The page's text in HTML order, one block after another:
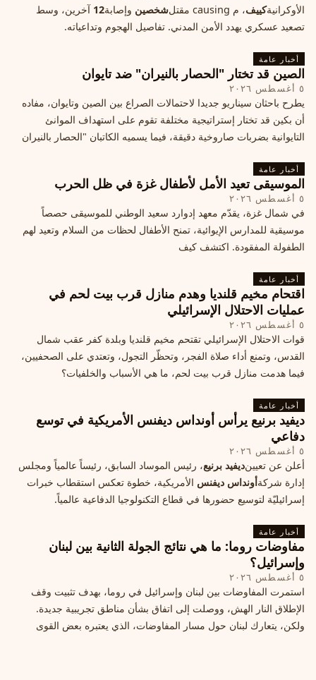
الأوكرانيةكييف، م causing مقتل شخصين وإصابة12 آخرين، وسط
تصعيد عسكري يهدد الأمن المدني. تفاصيل الهجوم وتداعياته.
أخبار عامة
الصين قد تختار "الحصار بالنيران" ضد تايوان
٥ أغسطس ٢٠٢٦
يطرح باحثان سيناريو جديدا لاحتمالات الصراع بين الصين وتايوان، مفاده
أن بكين قد تختار إستراتيجية مختلفة تقوم على استهداف الموانئ
التايوانية بضربات صاروخية دقيقة، فيما يسميه الكاتبان "الحصار بالنيران
أخبار عامة
الموسيقى تعيد الأمل لأطفال غزة في ظل الحرب
٥ أغسطس ٢٠٢٦
في شمال غزة، يقدّم معهد إدوارد سعيد الوطني للموسيقى حصصاً
موسيقية للمدارس الإيوائية، تمنح الأطفال لحظات من السلام وتعيد لهم
الطفولة المفقودة. اكتشف كيف
أخبار عامة
اقتحام مخيم قلنديا وهدم منازل قرب بيت لحم في
عمليات الاحتلال الإسرائيلي
٥ أغسطس ٢٠٢٦
قوات الاحتلال الإسرائيلي تقتحم مخيم قلنديا وبلدة كفر عقب شمال
القدس، وتمنع أداء صلاة الفجر، وتحظّر التجول، وتعتدي على الصحفيين،
فيما هدمت منازل قرب بيت لحم، ما هي الأسباب والخلفيات؟
أخبار عامة
ديفيد برنيع يرأس أونداس ديفنس الأمريكية في توسع
دفاعي
٥ أغسطس ٢٠٢٦
أعلن عن تعيينديفيد برنيع، رئيس الموساد السابق، رئيساً عالمياً ومجلس
إدارة شركةأونداس ديفنس الأمريكية، خطوة تعكس استقطاب خبرات
إسرائيليّة لتوسيع حضورها في قطاع التكنولوجيا الدفاعية عالمياً.
أخبار عامة
مفاوضات روما: ما هي نتائج الجولة الثانية بين لبنان
وإسرائيل؟
٥ أغسطس ٢٠٢٦
استمرت المفاوضات بين لبنان وإسرائيل في روما، بهدف تثبيت وقف
الإطلاق النار الهش، ووصلت إلى اتفاق بشأن مناطق تجريبية جديدة.
ولكن، يتعارك لبنان حول مسار المفاوضات، الذي يعتبره بعض القوى